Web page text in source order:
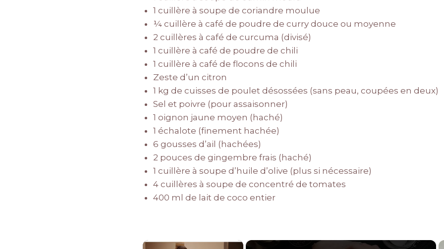
1 cuillère à soupe de coriandre moulue
¼ cuillère à café de poudre de curry douce ou moyenne
2 cuillères à café de curcuma (divisé)
1 cuillère à café de poudre de chili
1 cuillère à café de flocons de chili
Zeste d’un citron
1 kg de cuisses de poulet désossées (sans peau, coupées en deux)
Sel et poivre (pour assaisonner)
1 oignon jaune moyen (haché)
1 échalote (finement hachée)
6 gousses d’ail (hachées)
2 pouces de gingembre frais (haché)
1 cuillère à soupe d’huile d’olive (plus si nécessaire)
4 cuillères à soupe de concentré de tomates
400 ml de lait de coco entier
×